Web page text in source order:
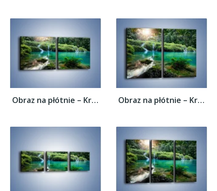
Obraz na płótnie – Kryształowo czysta woda... Obraz na płótnie – Kryształowo czysta woda...